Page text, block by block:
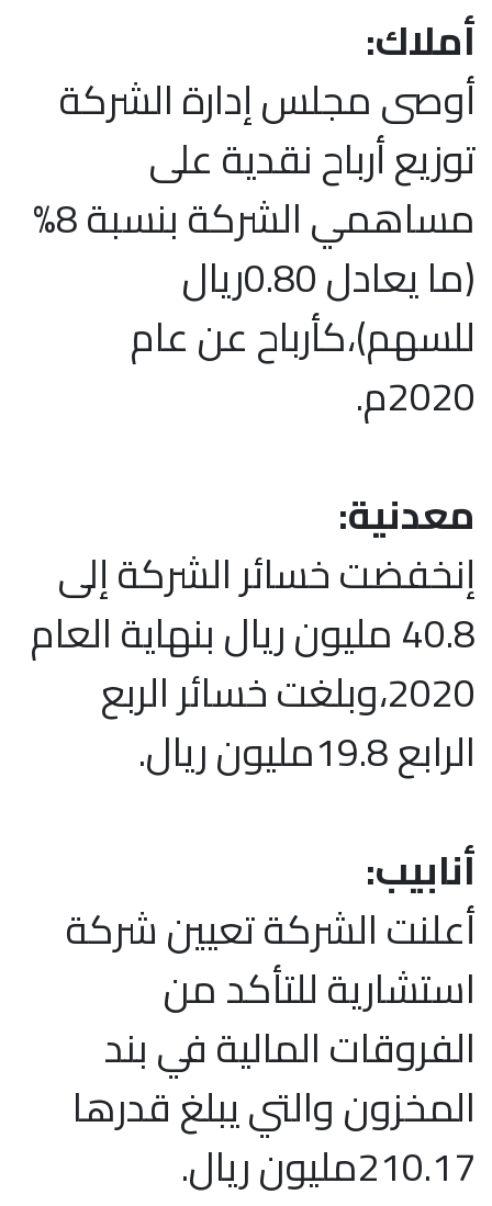
أملاك:
أوصى مجلس إدارة الشركة
توزيع أرباح نقدية على
مساهمي الشركة بنسبة 8%
(ما يعادل 0.80ريال
للسهم)،كأرباح عن عام
2020م.
معدنية:
إنخفضت خسائر الشركة إلى
40.8 مليون ريال بنهاية العام
2020،وبلغت خسائر الربع
الرابع 19.8مليون ريال.
أنابيب:
أعلنت الشركة تعيين شركة
استشارية للتأكد من
الفروقات المالية في بند
المخزون والتي يبلغ قدرها
210.17مليون ريال.